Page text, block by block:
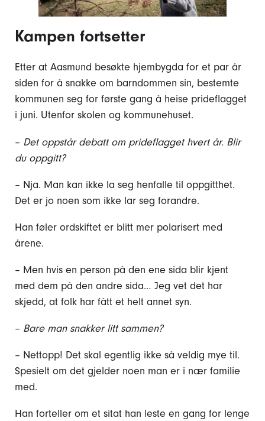
Kampen fortsetter
Etter at Aasmund besøkte hjembygda for et par år
siden for å snakke om barndommen sin, bestemte
kommunen seg for første gang å heise prideflagget
i juni. Utenfor skolen og kommunehuset.
– Det oppstår debatt om prideflagget hvert år. Blir
du oppgitt?
– Nja. Man kan ikke la seg henfalle til oppgitthet.
Det er jo noen som ikke lar seg forandre.
Han føler ordskiftet er blitt mer polarisert med
årene.
– Men hvis en person på den ene sida blir kjent
med dem på den andre sida… Jeg vet det har
skjedd, at folk har fått et helt annet syn.
– Bare man snakker litt sammen?
– Nettopp! Det skal egentlig ikke så veldig mye til.
Spesielt om det gjelder noen man er i nær familie
med.
Han forteller om et sitat han leste en gang for lenge